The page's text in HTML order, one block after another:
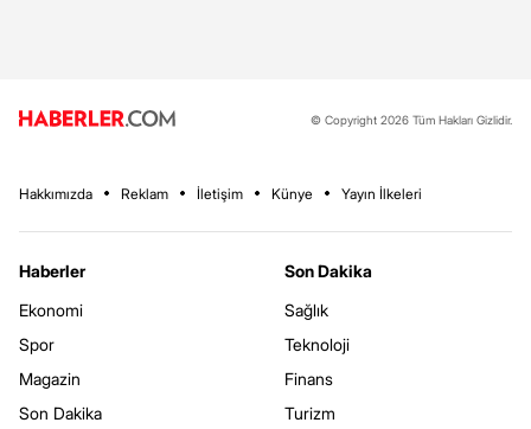
© Copyright 2026 Tüm Hakları Gizlidir.
Hakkımızda Reklam İletişim Künye Yayın İlkeleri
Haberler
Ekonomi
Spor
Magazin
Son Dakika
Son Dakika
Sağlık
Teknoloji
Finans
Turizm